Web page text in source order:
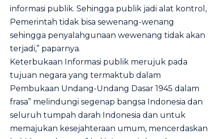
informasi publik. Sehingga publik jadi alat kontrol,
Pemerintah tidak bisa sewenang-wenang
sehingga penyalahgunaan wewenang tidak akan
terjadi,” paparnya.
Keterbukaan Informasi publik merujuk pada
tujuan negara yang termaktub dalam
Pembukaan Undang-Undang Dasar 1945 dalam
frasa” melindungi segenap bangsa Indonesia dan
seluruh tumpah darah Indonesia dan untuk
memajukan kesejahteraan umum, mencerdaskan